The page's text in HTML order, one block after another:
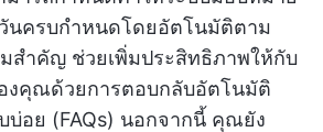
นครบกำหนดโดยอัตโนมัติตาม
สำคัญ ช่วยเพิ่มประสิทธิภาพให้กับ
งคุณด้วยการตอบกลับอัตโนมัติ
บ่อย (FAQs) นอกจากนี้ คุณยัง